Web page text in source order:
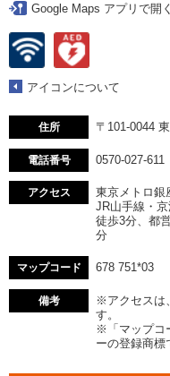
Google Maps アプリで開く
アイコンについて
住所 〒101-0044
電話番号 0570-027-611
アクセス
東京メトロ銀
JR山手線・
徒歩3分、都
分
マップコード 678 751*03
備考
※アクセスは
す。
※「マップコ
ーの登録商標